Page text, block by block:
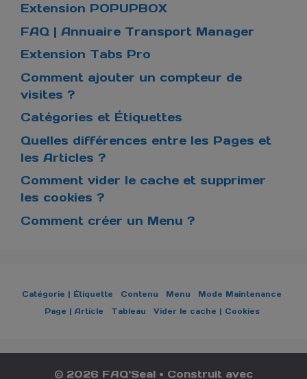
Extension POPUPBOX
FAQ | Annuaire Transport Manager
Extension Tabs Pro
Comment ajouter un compteur de
visites ?
Catégories et Étiquettes
Quelles différences entre les Pages et
les Articles ?
Comment vider le cache et supprimer
les cookies ?
Comment créer un Menu ?
Catégorie | Étiquette Contenu Menu
Mode Maintenance
Page | Article
Tableau Vider le cache | Cookies
© 2026 FAQ'Seal • Construit avec